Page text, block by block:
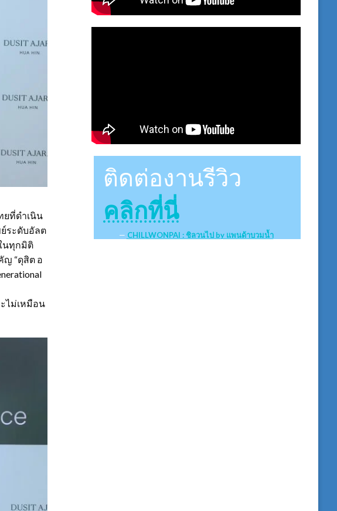
ยที่ดำเนิน
ระดับอัลต
นทุกมิติ
ญ “ดุสิต อ
ไม่เหมือน
ติดต่องานรีวิว
คลิกที่นี่
CHILLWONPAI : ชิลวนไป by แพนด้าบวมน้ำ